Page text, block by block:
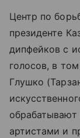
Центр по
президенте
дипфейков с
голосов, в
Глушко
артистами и